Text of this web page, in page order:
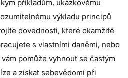
příkladům, ukázkovému
výkladu principů
dovednosti, které okamžitě
s vlastními daněmi, nebo
pomůže vyhnout se častým
a získat sebevědomí při